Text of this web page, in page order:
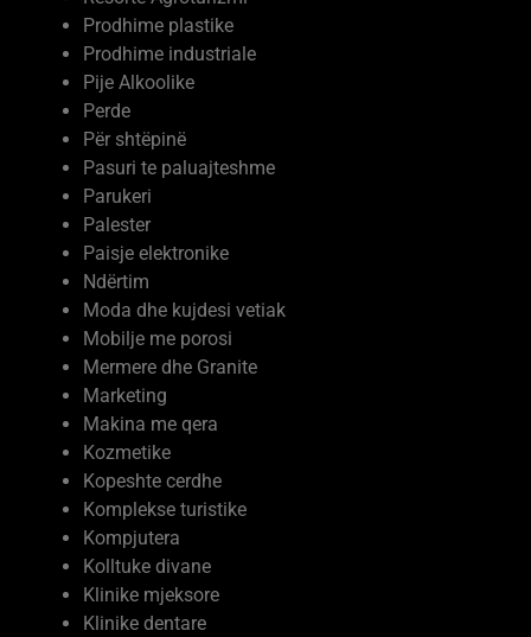
Prodhime plastike
Prodhime industriale
Pije Alkoolike
Perde
Për shtëpinë
Pasuri te paluajteshme
Parukeri
Palester
Paisje elektronike
Ndërtim
Moda dhe kujdesi vetiak
Mobilje me porosi
Mermere dhe Granite
Marketing
Makina me qera
Kozmetike
Kopeshte cerdhe
Komplekse turistike
Kompjutera
Kolltuke divane
Klinike mjeksore
Klinike dentare